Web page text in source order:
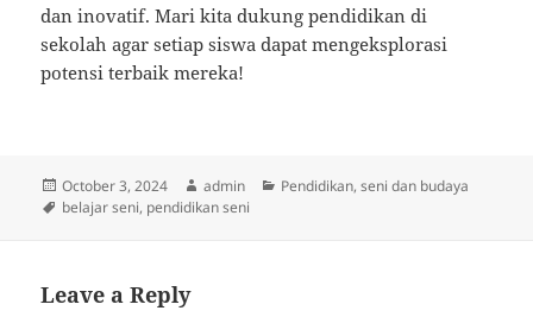
dan inovatif. Mari kita dukung pendidikan di
sekolah agar setiap siswa dapat mengeksplorasi
potensi terbaik mereka!
Posted
on
October 3, 2024 Author
admin Categories
Pendidikan,seni dan budaya
Tags
belajar seni, pendidikan seni
Leave a Reply